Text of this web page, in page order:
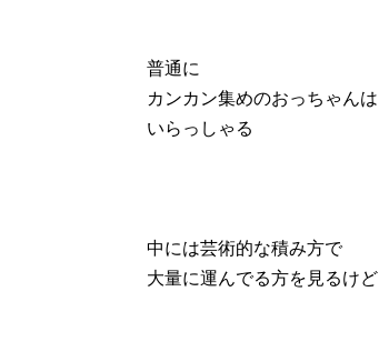
普通に
カンカン集めのおっちゃんは
いらっしゃる
中には芸術的な積み方で
大量に運んでる方を見るけど